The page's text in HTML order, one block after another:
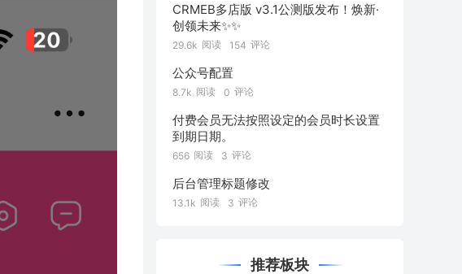
CRMEB多店版 v3.1公测版发布！焕新·
创领未来✨️✨️
29.6k 阅读 154 评论
公众号配置
8.7k 阅读 0 评论
付费会员无法按照设定的会员时长设置
到期日期。
656 阅读 3 评论
后台管理标题修改
13.1k 阅读 3 评论
推荐板块